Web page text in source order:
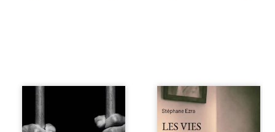
« Une nuit suffit
parfois pour briser
une famille… mais
Les vies de
Nathan est un